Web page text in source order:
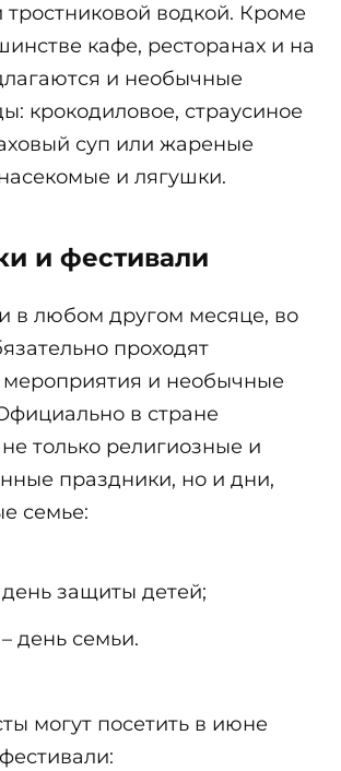
тростниковой водкой. Кроме
кафе, ресторанах и на
и необычные
крокодиловое, страусиное
суп или жареные
и лягушки.
и фестивали
в любом другом месяце, во
проходят
и необычные
в стране
только религиозные и
праздники, но и дни,
семье:
защиты детей;
день семьи.
могут посетить в июне